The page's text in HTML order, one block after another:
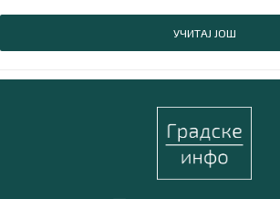
УЧИТАЈ ЈОШ